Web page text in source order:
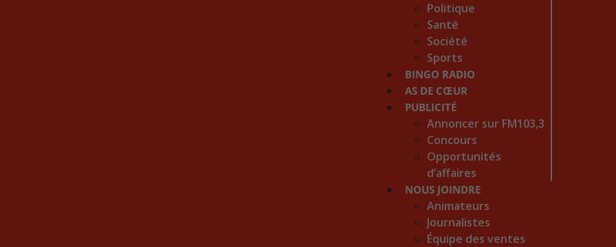
Politique
Santé
Société
Sports
BINGO RADIO
AS DE CŒUR
PUBLICITÉ
Annoncer sur FM103,3
Concours
Opportunités
d’affaires
NOUS JOINDRE
Animateurs
Journalistes
Équipe des ventes